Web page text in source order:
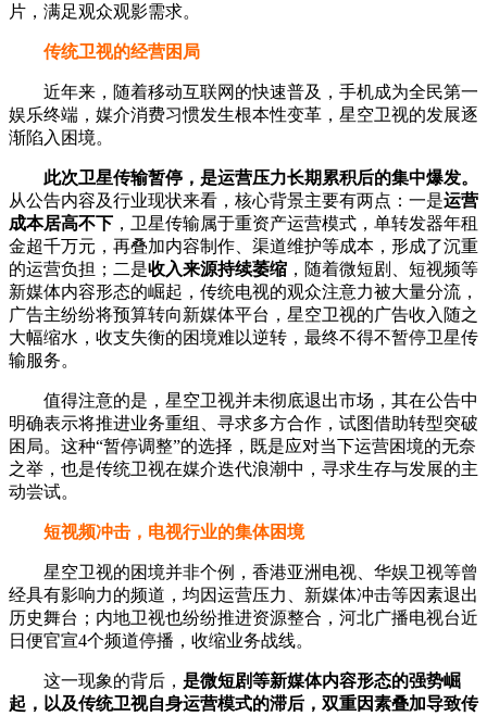
片，满足观众观影需求。
传统卫视的经营困局
近年来，随着移动互联网的快速普及，手机成为全民第一
娱乐终端，媒介消费习惯发生根本性变革，星空卫视的发展逐
渐陷入困境。
此次卫星传输暂停，是运营压力长期累积后的集中爆发。
从公告内容及行业现状来看，核心背景主要有两点：一是运营
成本居高不下 ，卫星传输属于重资产运营模式，单转发器年租
金超千万元，再叠加内容制作、渠道维护等成本，形成了沉重
的运营负担；二是收入来源持续萎缩 ，随着微短剧、短视频等
新媒体内容形态的崛起，传统电视的观众注意力被大量分流，
广告主纷纷将预算转向新媒体平台，星空卫视的广告收入随之
大幅缩水，收支失衡的困境难以逆转，最终不得不暂停卫星传
输服务。
值得注意的是，星空卫视并未彻底退出市场，其在公告中
明确表示将推进业务重组、寻求多方合作，试图借助转型突破
困局。这种“暂停调整”的选择，既是应对当下运营困境的无奈
之举，也是传统卫视在媒介迭代浪潮中，寻求生存与发展的主
动尝试。
短视频冲击，电视行业的集体困境
星空卫视的困境并非个例，香港亚洲电视、华娱卫视等曾
经具有影响力的频道，均因运营压力、新媒体冲击等因素退出
历史舞台；内地卫视也纷纷推进资源整合，河北广播电视台近
日便官宣4个频道停播，收缩业务战线。
这一现象的背后， 是微短剧等新媒体内容形态的强势崛
起，以及传统卫视自身运营模式的滞后，双重因素叠加导致传